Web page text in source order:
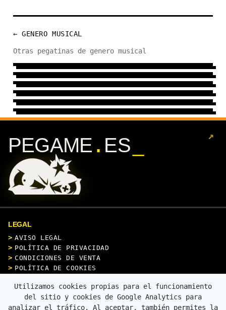
← GENERO MUSICAL
Otras pegatinas de genero musical
24 DISEÑOS→
INDIE
10 DISEÑOS→
HEAVY
31 DISEÑOS→
ROCK
72 DISEÑOS→
REGGAE
13 DISEÑOS→
PEGAME . ES ↗
LEGAL
AVISO LEGAL
POLÍTICA DE PRIVACIDAD
CONDICIONES DE VENTA
POLÍTICA DE COOKIES
CONTACTO
Utilizamos cookies propias para el funcionamiento
del sitio y cookies de Google Analytics para
analizar el tráfico. Al aceptar, también permites la